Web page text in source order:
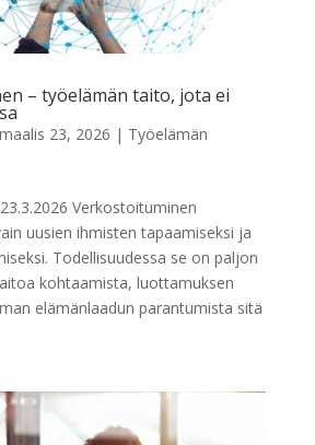
– työelämän taito, jota ei
maalis 23, 2026 | Työelämän
Verkostoituminen
uusien ihmisten tapaamiseksi ja
Todellisuudessa se on paljon
kohtaamista, luottamuksen
elämänlaadun parantumista sitä